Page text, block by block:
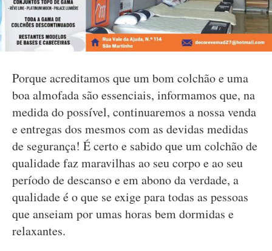
Porque acreditamos que um bom colchão e uma
boa almofada são essenciais, informamos que, na
medida do possível, continuaremos a nossa venda
e entregas dos mesmos com as devidas medidas
de segurança! É certo e sabido que um colchão de
qualidade faz maravilhas ao seu corpo e ao seu
período de descanso e em abono da verdade, a
qualidade é o que se exige para todas as pessoas
que anseiam por umas horas bem dormidas e
relaxantes.